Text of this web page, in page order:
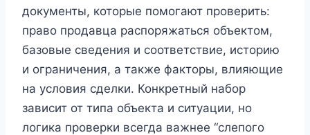
документы, которые помогают проверить:
право продавца распоряжаться объектом,
базовые сведения и соответствие, историю
и ограничения, а также факторы, влияющие
на условия сделки. Конкретный набор
зависит от типа объекта и ситуации, но
логика проверки всегда важнее “слепого